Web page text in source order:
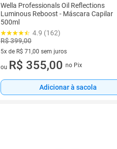
Wella Professionals Oil Reflections
Luminous Reboost - Máscara Capilar
500ml
4.9 (162)
R$ 399,00
5x de R$ 71,00 sem juros
5 vez de R$ 71,00 sem juros
ou R$ 355,00 no Pix
Adicionar à sacola